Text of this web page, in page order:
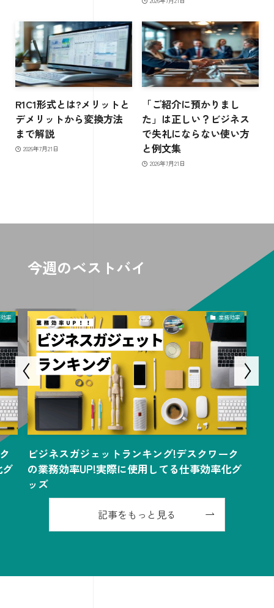
R1C1形式とは?メリットと
デメリットから変換方法
まで解説
2026年7月21日
「ご紹介に預かりまし
た」は正しい？ビジネス
で失礼にならない使い方
と例文集
2026年7月21日
今週のベストバイ
率 業務効率
ビジネスガジェットランキング!デスクワーク
の業務効率UP!実際に使用してる仕事効率化グ
ッズ
記事をもっと見る